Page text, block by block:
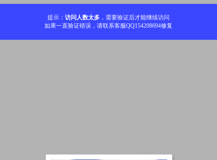
提示： 访问人数太多 ，需要验证后才能继续访问
如果一直验证错误，请联系客服QQ154208694修复